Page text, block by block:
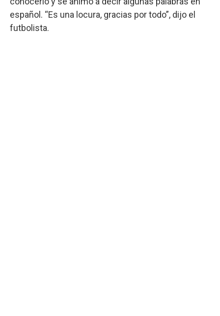
español. “Es una locura, gracias por todo”, dijo el
futbolista.